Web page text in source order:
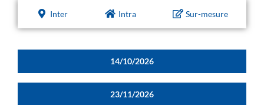
Inter Intra Sur-mesure
14/10/2026
23/11/2026